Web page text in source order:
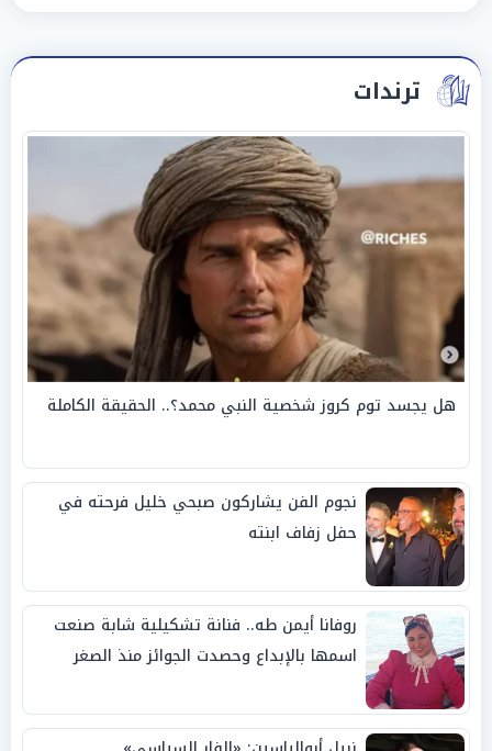
ترندات
هل يجسد توم كروز شخصية النبي محمد؟.. الحقيقة الكاملة
نجوم الفن يشاركون صبحي خليل فرحته في
حفل زفاف ابنته
روفانا أيمن طه.. فنانة تشكيلية شابة صنعت
اسمها بالإبداع وحصدت الجوائز منذ الصغر